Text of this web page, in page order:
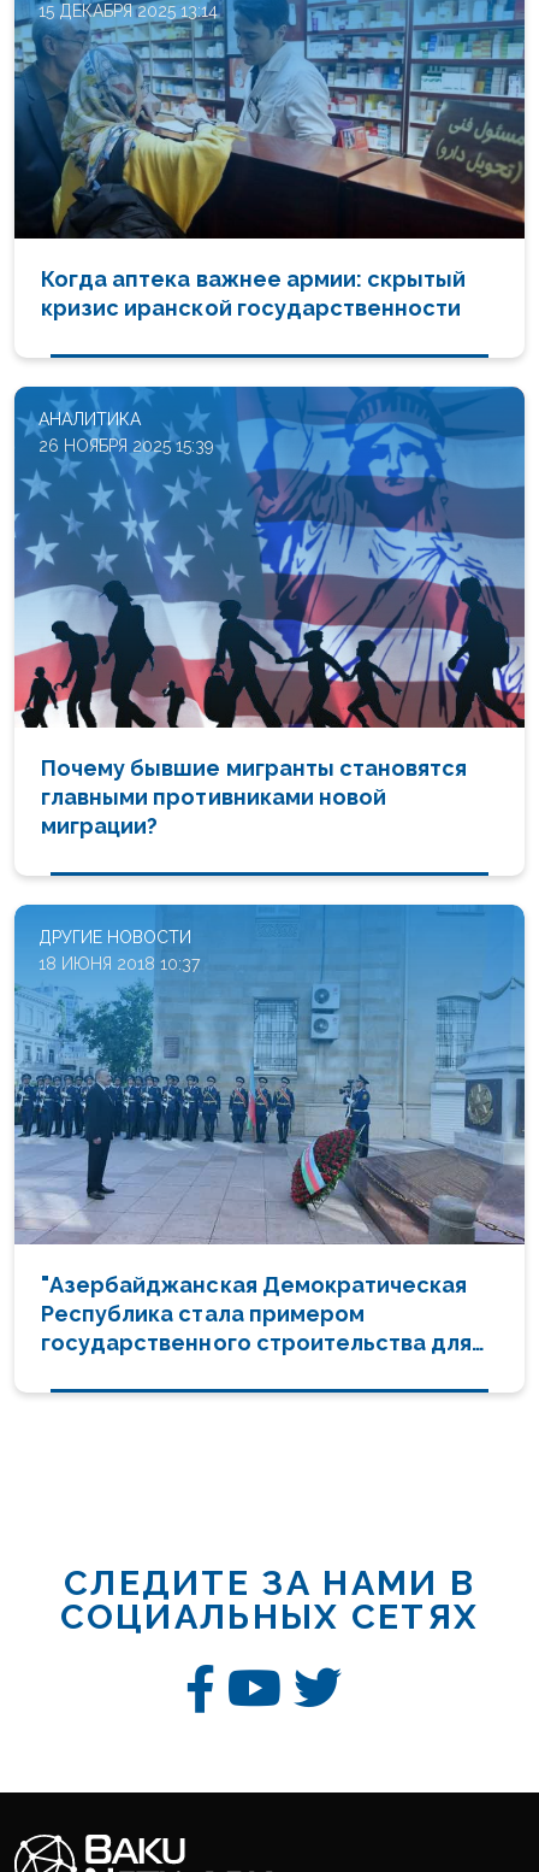
15 ДЕКАБРЯ 2025 13:14
Когда аптека важнее армии: скрытый
кризис иранской государственности
АНАЛИТИКА
26 НОЯБРЯ 2025 15:39
Почему бывшие мигранты становятся
главными противниками новой
миграции?
ДРУГИЕ НОВОСТИ
18 ИЮНЯ 2018 10:37
"Азербайджанская Демократическая
Республика стала примером
государственного строительства для
СЛЕДИТЕ ЗА НАМИ В
СОЦИАЛЬНЫХ СЕТЯХ